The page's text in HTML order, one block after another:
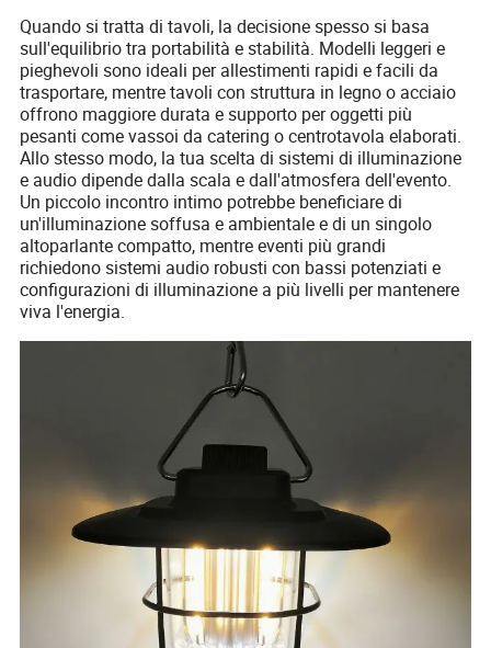
Quando si tratta di tavoli, la decisione spesso si basa
sull'equilibrio tra portabilità e stabilità. Modelli leggeri e
pieghevoli sono ideali per allestimenti rapidi e facili da
trasportare, mentre tavoli con struttura in legno o acciaio
offrono maggiore durata e supporto per oggetti più
pesanti come vassoi da catering o centrotavola elaborati.
Allo stesso modo, la tua scelta di sistemi di illuminazione
e audio dipende dalla scala e dall'atmosfera dell'evento.
Un piccolo incontro intimo potrebbe beneficiare di
un'illuminazione soffusa e ambientale e di un singolo
altoparlante compatto, mentre eventi più grandi
richiedono sistemi audio robusti con bassi potenziati e
configurazioni di illuminazione a più livelli per mantenere
viva l'energia.